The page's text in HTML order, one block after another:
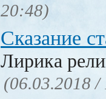
20:48)
Сказание
Лирика
(06.03.2018 /